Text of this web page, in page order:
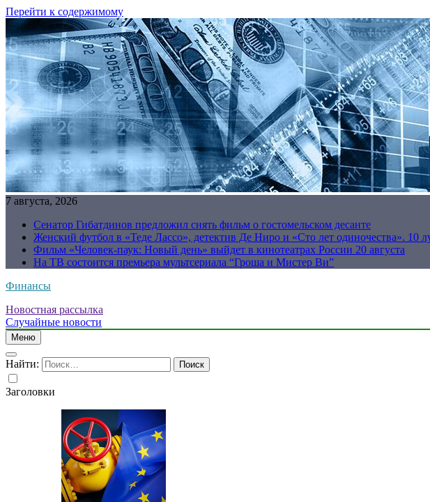
Перейти к содержимому
7 августа, 2026
Сенатор Гибатдинов предложил снять фильм о гостомельском десанте
Женский футбол в «Теде Лассо», детектив Де Ниро и «Сто лет одиночества». 10
Фильм «Человек-паук: Новый день» выйдет в кинотеатрах России 20 августа
На ТВ состоится премьера мультсериала “Гроша и Мистер Ви”
Финансы
Новостная рассылка
Случайные новости
Меню
Найти:
Заголовки